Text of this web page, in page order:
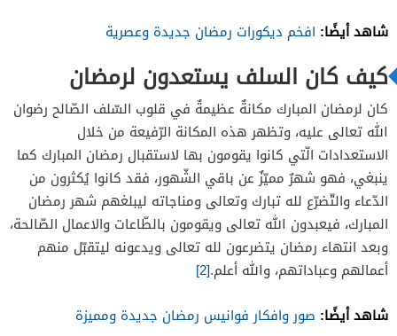
شاهد أيضًا: افخم ديكورات رمضان جديدة وعصرية
كيف كان السلف يستعدون لرمضان
كان لرمضان المبارك مكانةٌ عظيمةٌ في قلوب السّلف الصّالح رضوان
الله تعالى عليه، وتظهر هذه المكانة الرّفيعة من خلال
الاستعدادات الّتي كانوا يقومون بها لاستقبال رمضان المبارك كما
ينبغي، فهو شهرٌ مميّزٌ عن باقي الشّهور، فقد كانوا يُكثرون من
الدّعاء والتّضرّع لله تبارك وتعالى ومناجاته ليبلغهم شهر رمضان
المبارك، فيعبدون الله تعالى ويقومون بالطّاعات والاعمال الصّالحة،
وبعد انتهاء رمضان يتضرعون لله تعالى ويدعونه ليتقبّل منهم
أعمالهم وعباداتهم، والله أعلم.[2]
شاهد أيضًا: صور وافكار فوانيس رمضان جديدة ومميزة